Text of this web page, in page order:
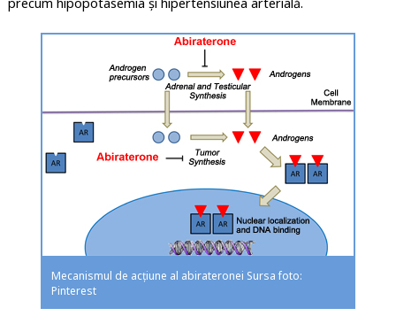
Mecanismul de acțiune al abirateronei Sursa foto:
Pinterest